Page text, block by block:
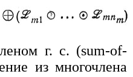
г. с. (sum-of-
из многочлена